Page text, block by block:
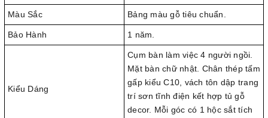
Màu Sắc Bảng màu gỗ tiêu chuẩn.
Bảo Hành 1 năm.
Kiểu Dáng
Cụm bàn làm việc 4 người ngồi.
Mặt bàn chữ nhật. Chân thép tấm
gấp kiểu C10, vách tôn dập trang
trí sơn tĩnh điện kết hợp tủ gỗ
decor. Mỗi góc có 1 hộc sắt tích